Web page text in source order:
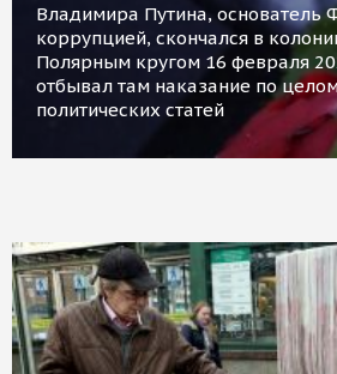
Владимира Путина, основатель
коррупцией, скончался в
Полярным кругом 16 февраля
отбывал там наказание по
политических статей